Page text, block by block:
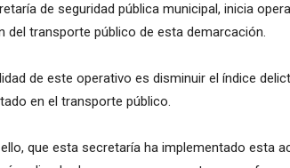
de seguridad pública municipal, inicia
del transporte público de esta demarcación.
de este operativo es disminuir el índice
en el transporte público.
que esta secretaría ha implementado esta